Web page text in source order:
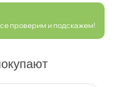
проверим и подскажем!